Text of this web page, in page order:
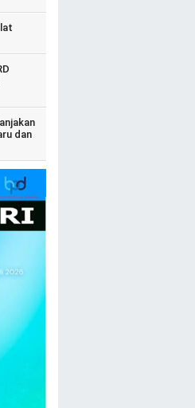
dan